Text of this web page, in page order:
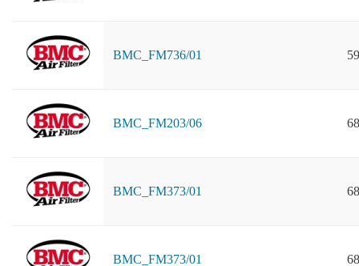
BMC_FM736/01
BMC_FM203/06
BMC_FM373/01
BMC_FM373/01